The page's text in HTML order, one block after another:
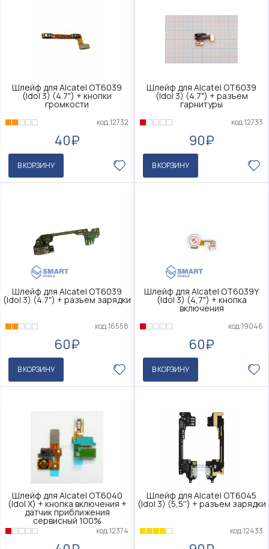
Шлейф для Alcatel OT6039
(Idol 3) (4.7") + кнопки
громкости
код:12732
40₽
В КОРЗИНУ
Шлейф для Alcatel OT6039
(Idol 3) (4.7") + разъем
гарнитуры
код:12733
90₽
В КОРЗИНУ
Шлейф для Alcatel OT6039
(Idol 3) (4.7") + разъем зарядки
код:16558
60₽
В КОРЗИНУ
Шлейф для Alcatel OT6039Y
(Idol 3) (4,7") + кнопка
включения
код:19046
60₽
В КОРЗИНУ
Шлейф для Alcatel OT6040
(Idol X) + кнопка включения +
датчик приближения
сервисный 100%
код:12374
Шлейф для Alcatel OT6045
(Idol 3) (5,5'') + разъем зарядки
код:12433